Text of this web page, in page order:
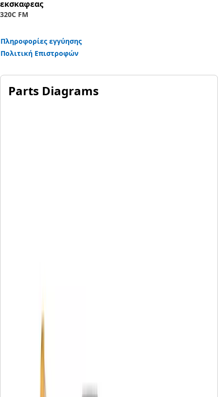
εκσκαφεας
320C FM
Πληροφορίες εγγύησης
Πολιτική Επιστροφών
Parts Diagrams